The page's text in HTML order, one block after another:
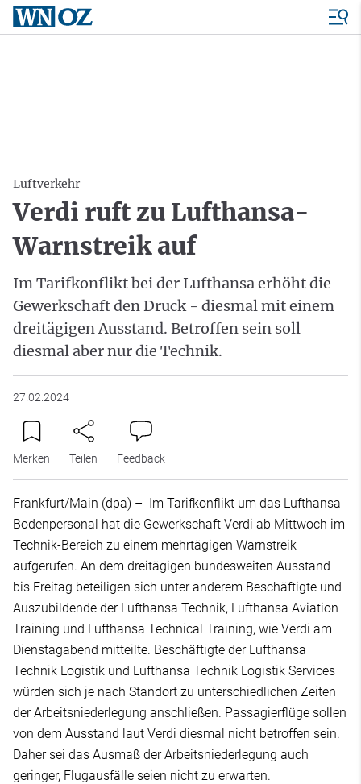
Luftverkehr
Verdi ruft zu Lufthansa-
Warnstreik auf
Im Tarifkonflikt bei der Lufthansa erhöht die
Gewerkschaft den Druck - diesmal mit einem
dreitägigen Ausstand. Betroffen sein soll
diesmal aber nur die Technik.
27.02.2024
Merken Teilen Feedback
Frankfurt/Main (dpa) – Im Tarifkonflikt um das Lufthansa-
Bodenpersonal hat die Gewerkschaft Verdi ab Mittwoch im
Technik-Bereich zu einem mehrtägigen Warnstreik
aufgerufen. An dem dreitägigen bundesweiten Ausstand
bis Freitag beteiligen sich unter anderem Beschäftigte und
Auszubildende der Lufthansa Technik, Lufthansa Aviation
Training und Lufthansa Technical Training, wie Verdi am
Dienstagabend mitteilte. Beschäftigte der Lufthansa
Technik Logistik und Lufthansa Technik Logistik Services
würden sich je nach Standort zu unterschiedlichen Zeiten
der Arbeitsniederlegung anschließen. Passagierflüge sollen
von dem Ausstand laut Verdi diesmal nicht betroffen sein.
Daher sei das Ausmaß der Arbeitsniederlegung auch
geringer, Flugausfälle seien nicht zu erwarten.